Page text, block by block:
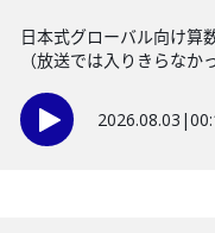
日本式グローバル向け算
（放送では入りきらなか
2026.08.03 |